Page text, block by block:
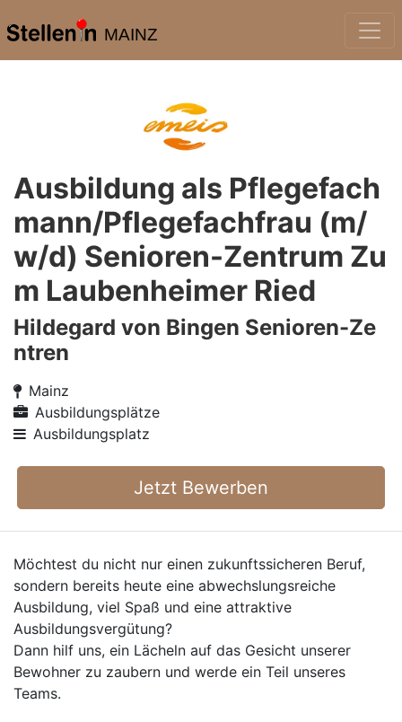
MAINZ
Ausbildung als Pflegefach
mann/Pflegefachfrau (m/
w/d) Senioren-Zentrum Zu
m Laubenheimer Ried
Hildegard von Bingen Senioren-Ze
ntren
Mainz
Ausbildungsplätze
Ausbildungsplatz
Jetzt Bewerben
Möchtest du nicht nur einen zukunftssicheren Beruf,
sondern bereits heute eine abwechslungsreiche
Ausbildung, viel Spaß und eine attraktive
Ausbildungsvergütung?
Dann hilf uns, ein Lächeln auf das Gesicht unserer
Bewohner zu zaubern und werde ein Teil unseres
Teams.